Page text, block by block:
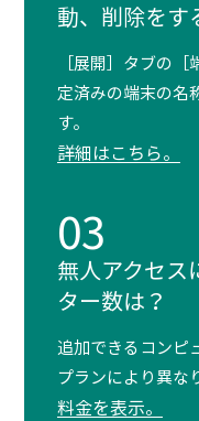
動、削除をす
［展開］タブの
定済みの端末の名
す。
詳細はこちら。
03
無人アクセス
ター数は？
追加できるコンピ
プランにより異な
料金を表示。